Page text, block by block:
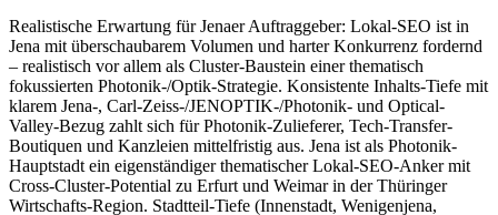
Realistische Erwartung für Jenaer Auftraggeber: Lokal-SEO ist in
Jena mit überschaubarem Volumen und harter Konkurrenz fordernd
– realistisch vor allem als Cluster-Baustein einer thematisch
fokussierten Photonik-/Optik-Strategie. Konsistente Inhalts-Tiefe mit
klarem Jena-, Carl-Zeiss-/JENOPTIK-/Photonik- und Optical-
Valley-Bezug zahlt sich für Photonik-Zulieferer, Tech-Transfer-
Boutiquen und Kanzleien mittelfristig aus. Jena ist als Photonik-
Hauptstadt ein eigenständiger thematischer Lokal-SEO-Anker mit
Cross-Cluster-Potential zu Erfurt und Weimar in der Thüringer
Wirtschafts-Region. Stadtteil-Tiefe (Innenstadt, Wenigenjena,